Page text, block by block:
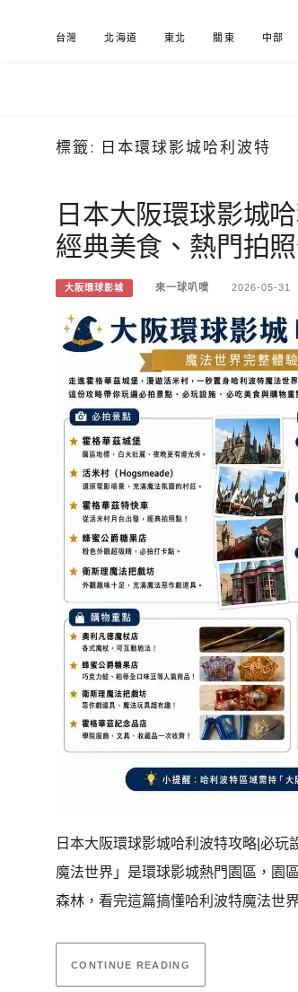
台灣 北海道 東北 關東 中部
來一球叭
標籤: 日本環球影城哈利波特
日本大阪環球影城
經典美食、熱門拍
大阪環球影城 來一球叭噗 2026-05-31
日本大阪環球影城哈利波特攻略|必
魔法世界」是環球影城熱門園區，園
森林，看完這篇搞懂哈利波特魔法世
CONTINUE READING